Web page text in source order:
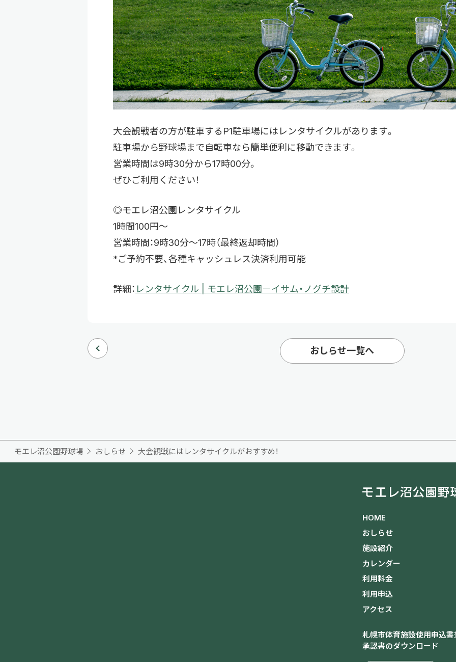
大会観戦者の方が駐車するP1駐車場にはレンタサイクルがあります。
駐車場から野球場まで自転車なら簡単便利に移動できます。
営業時間は9時30分から17時00分。
ぜひご利用ください！
◎モエレ沼公園レンタサイクル
1時間100円～
営業時間：9時30分～17時（最終返却時間）
*ご予約不要、各種キャッシュレス決済利用可能
詳細： レンタサイクル | モエレ沼公園－イサム・ノグチ設計
次へ
おしらせ一覧へ
モエレ沼公園野球場 おしらせ 大会観戦にはレンタサイクルがおすすめ！
HOME
おしらせ
施設紹介
カレンダー
利用料金
利用申込
アクセス
札幌市体育施設使用申込書
承認書のダウンロード